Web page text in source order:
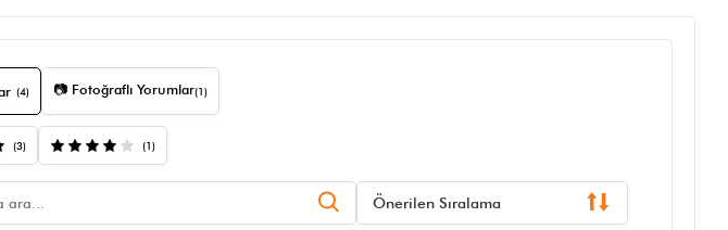
(4) 📷 Fotoğraflı Yorumlar(1)
(3) (1)
Önerilen Sıralama